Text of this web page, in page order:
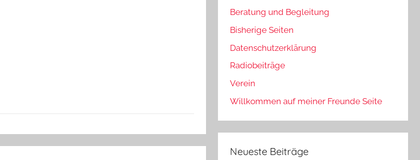
Beratung und Begleitung
Bisherige Seiten
Datenschutzerklärung
Radiobeiträge
Verein
Willkommen auf meiner Freunde Seite
Neueste Beiträge